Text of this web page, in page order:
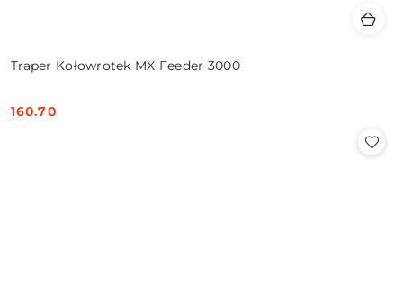
Traper Kołowrotek MX Feeder 3000
Cena:
160.70